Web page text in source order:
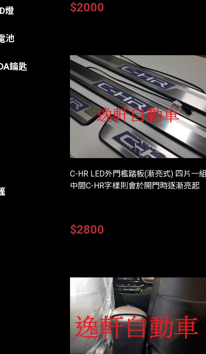
燈
池
鑰匙
$2000
C-HR LED外門檻踏板(漸亮式) 四片一組
中間C-HR字樣則會於開門時逐漸亮起
$2800